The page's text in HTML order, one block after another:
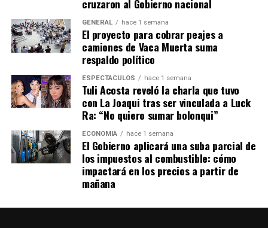
fútbol ubicada sobre la calle José Hernández de la
localidad de Villa Trujui, a unas siete cuadras de la casa
de Cáceres. Oficiales mantienen la hipótesis de que la
mujer durmió en ese lugar entre lunes y martes de esta
TEMAS RELACIONADOS: CUERPO ITUZAINGÓ
Cafiero con Biden: la importancia de un «abordaje
constructivo» con América Latina
NO TE PIERDAS
Con ilusión y fervor, partió el primer vuelo directo de
Aerolíneas rumbo a Qatar
cruzaron al Gobierno nacional
GENERAL hace 1 semana
El proyecto para cobrar peajes a
camiones de Vaca Muerta suma
respaldo político
ESPECTÁCULOS hace 1 semana
Tuli Acosta reveló la charla que tuvo
con La Joaqui tras ser vinculada a Luck
Ra: “No quiero sumar bolonqui”
ECONOMÍA hace 1 semana
El Gobierno aplicará una suba parcial de
los impuestos al combustible: cómo
impactará en los precios a partir de
mañana